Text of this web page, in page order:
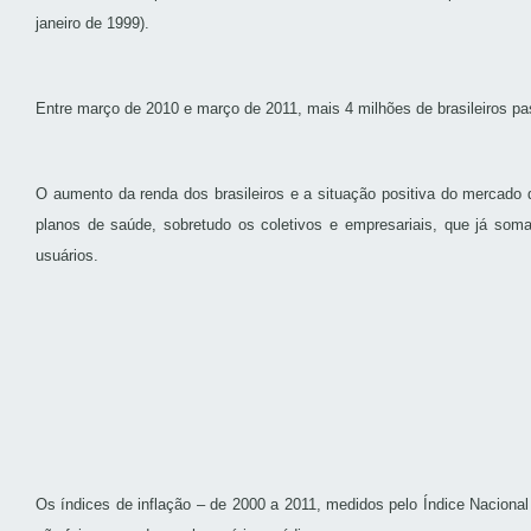
janeiro de 1999).
Entre março de 2010 e março de 2011, mais 4 milhões de brasileiros
O aumento da renda dos brasileiros e a situação positiva do
planos de saúde, sobretudo os coletivos e empresariais, que já
usuários.
Os índices de inflação – de 2000 a 2011, medidos pelo Índice